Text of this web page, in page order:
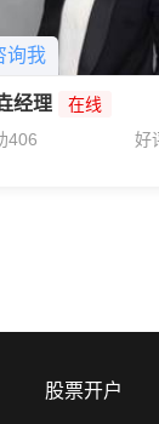
询我
经理
在线
406
好
股票开户